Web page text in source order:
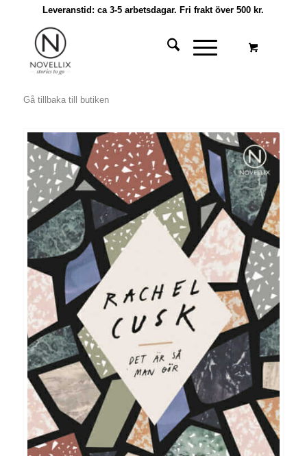
Leveranstid: ca 3-5 arbetsdagar. Fri frakt över 500 kr.
Gå tillbaka till butiken